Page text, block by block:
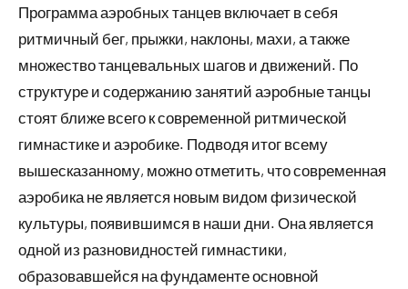
Программа аэробных танцев включает в себя
ритмичный бег, прыжки, наклоны, махи, а также
множество танцевальных шагов и движений. По
структуре и содержанию занятий аэробные танцы
стоят ближе всего к современной ритмической
гимнастике и аэробике. Подводя итог всему
вышесказанному, можно отметить, что современная
аэробика не является новым видом физической
культуры, появившимся в наши дни. Она является
одной из разновидностей гимнастики,
образовавшейся на фундаменте основной